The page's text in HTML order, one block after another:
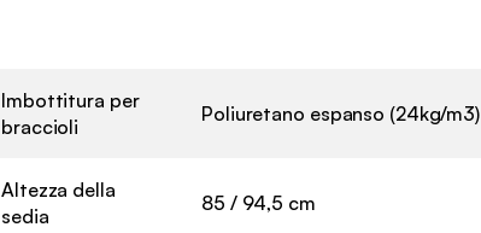
Imbottitura per
braccioli
Poliuretano espanso (24kg/m3)
Altezza della
sedia
85 / 94,5 cm